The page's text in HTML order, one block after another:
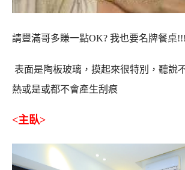
請豐滿哥多賺一點OK? 我也要名牌餐桌
表面是陶板玻璃，摸起來很特別，聽說
熱或是或都不會產生刮痕
<主臥>